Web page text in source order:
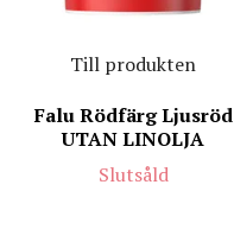
Till produkten
Falu Rödfärg Ljusröd
UTAN LINOLJA
Slutsåld